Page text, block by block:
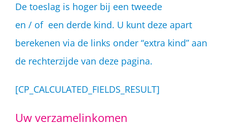
De toeslag is hoger bij een tweede
en / of een derde kind. U kunt deze apart
berekenen via de links onder “extra kind” aan
de rechterzijde van deze pagina.
[CP_CALCULATED_FIELDS_RESULT]
Uw verzamelinkomen